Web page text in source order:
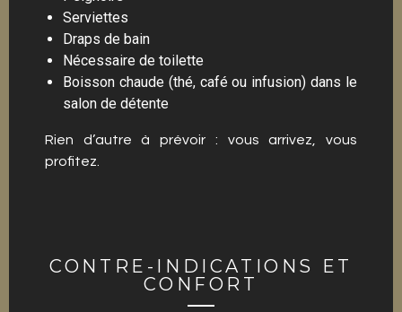
Serviettes
Draps de bain
Nécessaire de toilette
Boisson chaude (thé, café ou infusion) dans le
salon de détente
Rien d’autre à prévoir : vous arrivez, vous
profitez.
CONTRE-INDICATIONS ET
CONFORT